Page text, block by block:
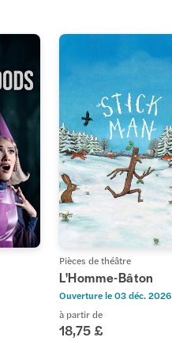
Pièces de théâtre
L'Homme-Bâton
Ouverture le03 déc. 2026
à partir de
18,75 £